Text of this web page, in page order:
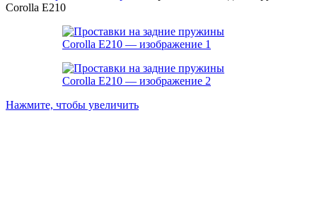
Corolla E210
Нажмите, чтобы увеличить